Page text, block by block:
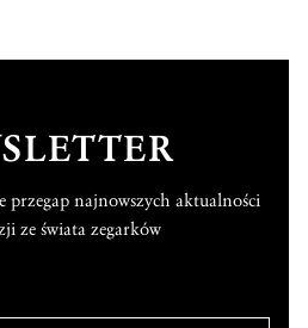
przegap najnowszych aktualności
ze świata zegarków